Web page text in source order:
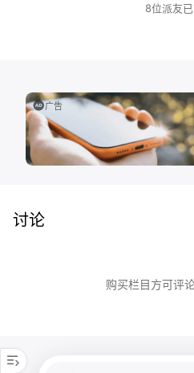
8位派友
广告
讨论
购买栏目方可评论